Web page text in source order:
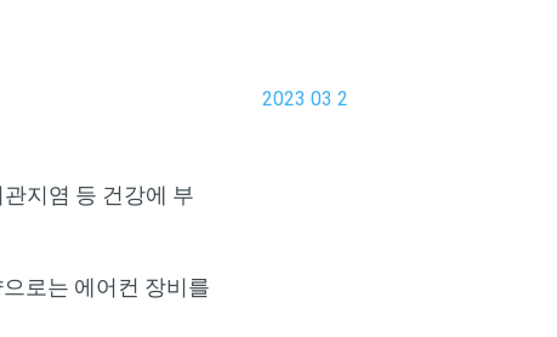
2023 03 2
지염 등 건강에 부
로는 에어컨 장비를